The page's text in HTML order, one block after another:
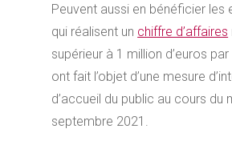
Peuvent aussi en bénéficier les
qui réalisent un chiffre d’affaires
supérieur à 1 million d’euros
ont fait l’objet d’une mesure
d’accueil du public au cours du
septembre 2021.